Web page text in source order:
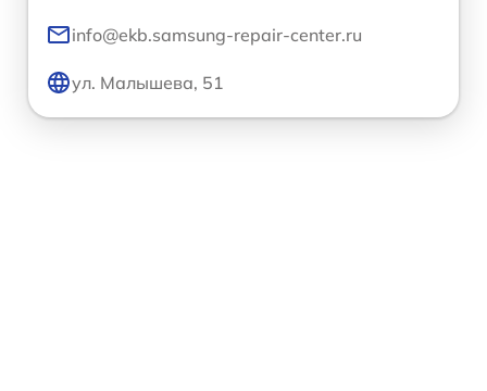
info@ekb.samsung-repair-center.ru
ул. Малышева, 51